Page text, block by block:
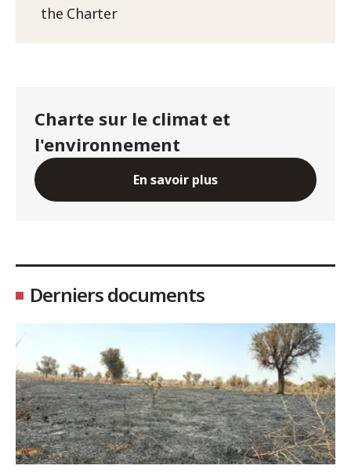
the Charter
Charte sur le climat et
l'environnement
En savoir plus
Derniers documents